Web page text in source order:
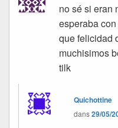
no sé si eran
esperaba
que felicidad
muchisimos
tilk
Quichottine
dans29/05/